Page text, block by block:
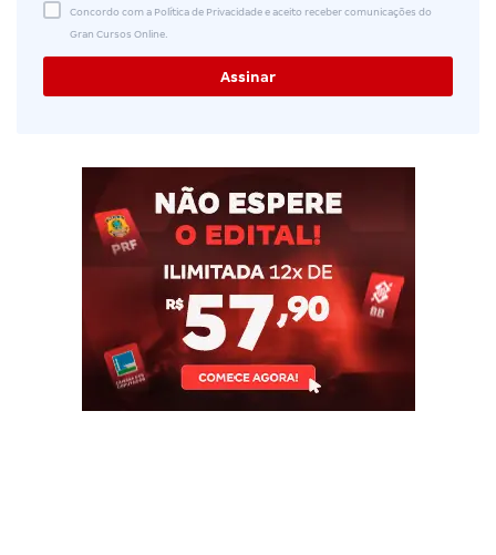
Concordo com a Política de Privacidade e aceito receber comunicações do
Gran Cursos Online.